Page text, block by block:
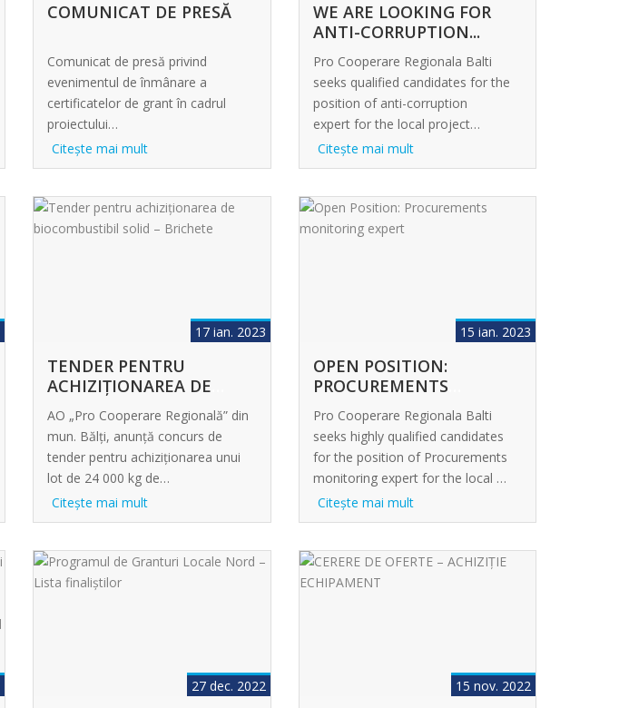
COMUNICAT DE PRESĂ
Comunicat de presă privind
evenimentul de înmânare a
certificatelor de grant în cadrul
proiectului…
Citeşte mai mult
WE ARE LOOKING FOR
ANTI-CORRUPTION...
Pro Cooperare Regionala Balti
seeks qualified candidates for the
position of anti-corruption
expert for the local project…
Citeşte mai mult
17 ian. 2023
TENDER PENTRU
ACHIZIȚIONAREA DE
BIOCOMBUSTIBIL...
AO „Pro Cooperare Regională” din
mun. Bălți, anunță concurs de
tender pentru achiziționarea unui
lot de 24 000 kg de…
Citeşte mai mult
15 ian. 2023
OPEN POSITION:
PROCUREMENTS
MONITORING EXPERT
Pro Cooperare Regionala Balti
seeks highly qualified candidates
for the position of Procurements
monitoring expert for the local …
Citeşte mai mult
27 dec. 2022 15 nov. 2022